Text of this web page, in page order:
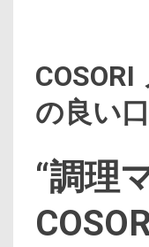
の良い
“調理